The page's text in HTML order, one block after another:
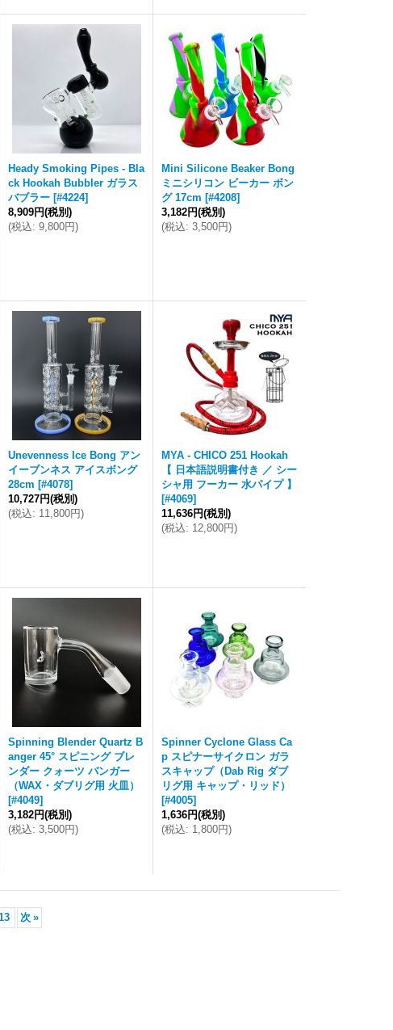
Heady Smoking Pipes - Bla
ck Hookah Bubbler ガラス
バブラー [#4224]
8,909円(税別)
(税込: 9,800円)
Mini Silicone Beaker Bong
ミニシリコン ビーカー ボン
グ 17cm [#4208]
3,182円(税別)
(税込: 3,500円)
Unevenness Ice Bong アン
イーブンネス アイスボング
28cm [#4078]
10,727円(税別)
(税込: 11,800円)
MYA - CHICO 251 Hookah
【 日本語説明書付き ／ シー
シャ用 フーカー 水パイプ 】
[#4069]
11,636円(税別)
(税込: 12,800円)
Spinning Blender Quartz B
anger 45° スピニング ブレ
ンダー クォーツ バンガー
（WAX・ダブリグ用 火皿）
[#4049]
3,182円(税別)
(税込: 3,500円)
Spinner Cyclone Glass Ca
p スピナーサイクロン ガラ
スキャップ（Dab Rig ダブ
リグ用 キャップ・リッド）
[#4005]
1,636円(税別)
(税込: 1,800円)
次 »